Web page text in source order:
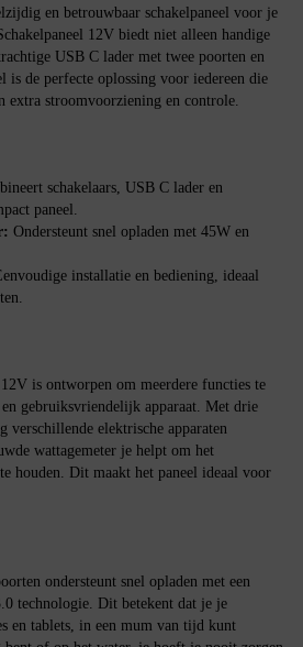
en betrouwbaar schakelpaneel voor je
12V biedt niet alleen handige
USB C lader met twee poorten en
is de perfecte oplossing voor iedereen die
extra stroomvoorziening en controle.
schakelaars, USB C lader en
paneel.
Ondersteunt snel opladen met 45W en
installatie en bediening, ideaal
is ontworpen om meerdere functies te
gebruiksvriendelijk apparaat. Met drie
verschillende elektrische apparaten
wattagemeter je helpt om het
houden. Dit maakt het paneel ideaal voor
ondersteunt snel opladen met een
technologie. Dit betekent dat je je
en tablets, in een mum van tijd kunt